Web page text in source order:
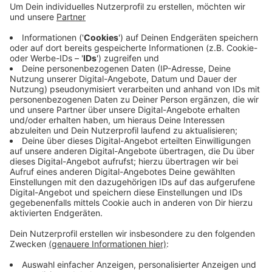
gemietet und neue Beschäftigte eingestellt. Die
Viertel größer als sonst. Wer zu Weihnachten noch
Pakete verschicken will, sollte das heute machen.
Dann garantiert DHL, dass sie noch pünktlich
ankommen. Bei Briefen und Postkarten reicht
morgen.
Veröffentlicht:Freitag, 20.12.2024 06:21
Anzeige
Anzeige